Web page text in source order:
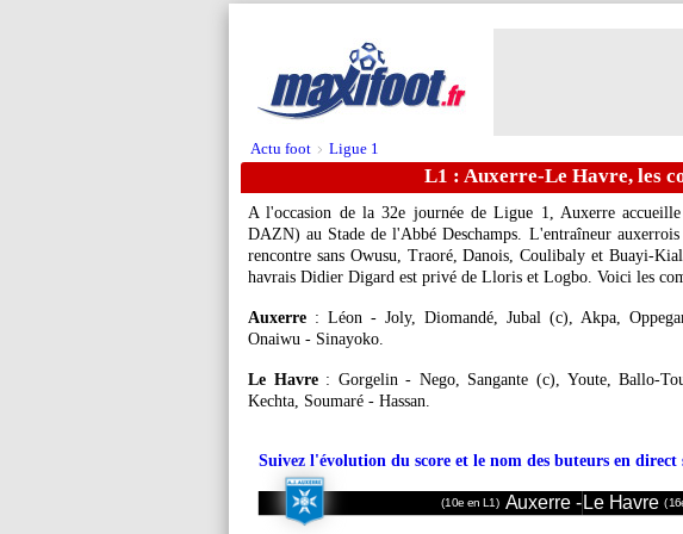
Actu foot > Ligue 1
L1 : Auxerre-Le Havre, les
A l'occasion de la 32e journée de Ligue 1, Auxerre
DAZN) au Stade de l'Abbé Deschamps. L'entraîneur
rencontre sans Owusu, Traoré, Danois, Coulibaly et Buayi-
havrais Didier Digard est privé de Lloris et Logbo. Voici les
Auxerre : Léon - Joly, Diomandé, Jubal (c), Akpa,
Onaiwu - Sinayoko.
Le Havre: Gorgelin - Nego, Sangante (c), Youte, Ballo-
Kechta, Soumaré - Hassan.
Suivez l'évolution du score et le nom des buteurs en
(10e en L1) Auxerre - Le Havre